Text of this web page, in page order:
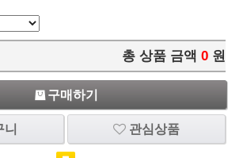
총 상품 금액 0 원
구매하기
니 관심상품